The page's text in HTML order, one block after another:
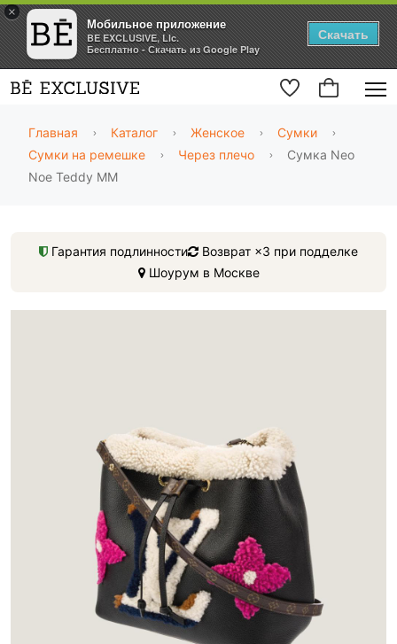
×
Мобильное приложение
BE EXCLUSIVE, Llc.
Бесплатно - Скачать из Google Play
Скачать
Главная Каталог Женское
Сумки
Сумки на ремешке
Через плечо
Сумка Neo
Noe Teddy MM
Гарантия подлинности
Возврат ×3 при подделке
Шоурум в Москве